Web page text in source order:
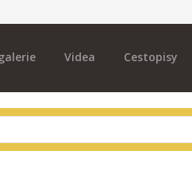
Videa Cestopisy